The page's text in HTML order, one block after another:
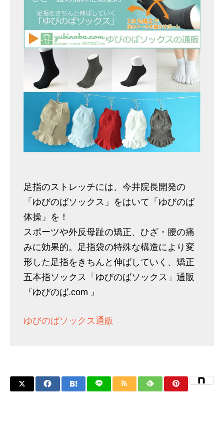
足指のストレッチには、今井院長開発の
「ゆびのばソックス」をはいて「ゆびのば
体操」を！
スポーツや外反母趾の矯正、ひざ・腰の痛
みに効果的。足指袋の特殊な構造により変
形した足指をきちんと伸ばしていく、矯正
五本指ソックス「ゆびのばソックス」通販
『ゆびのば.com 』
ゆびのばソックス通販